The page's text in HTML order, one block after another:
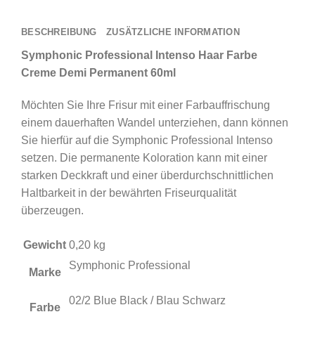
60ml
-
02/2
Black
/
Blau
Schwarz
Menge
BESCHREIBUNG ZUSÄTZLICHE INFORMATION
Symphonic Professional Intenso Haar Farbe
Creme Demi Permanent 60ml
Möchten Sie Ihre Frisur mit einer Farbauffrischung
einem dauerhaften Wandel unterziehen, dann können
Sie hierfür auf die Symphonic Professional Intenso
setzen. Die permanente Koloration kann mit einer
starken Deckkraft und einer überdurchschnittlichen
Haltbarkeit in der bewährten Friseurqualität
überzeugen.
Gewicht 0,20 kg
Marke
Symphonic Professional
Farbe
02/2 Blue Black / Blau Schwarz